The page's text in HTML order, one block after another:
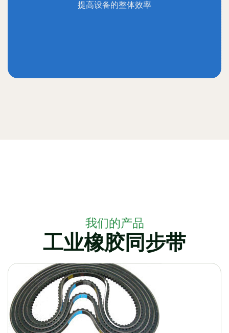
提高设备的整体效率
我们的产品
工业橡胶同步带